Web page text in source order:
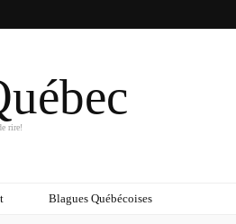
rire!
Blagues Québécoises